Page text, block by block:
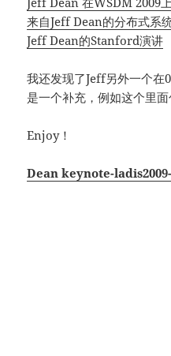
来自Jeff Dean的分布式系
Jeff Dean的Stanford演讲
我还发现了Jeff另外一个在
是一个补充，例如这个里
Enjoy！
Dean keynote-